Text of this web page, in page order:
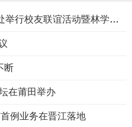
福建农林大学校友会龙岩联络处举行校友联谊活动暨林学、生物医药
断
在莆田举办
例业务在晋江落地